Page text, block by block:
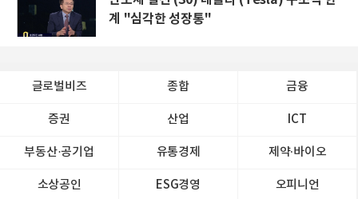
계 "심각한 성장통"
글로벌비즈 종합 금융
증권 산업 ICT
부동산·공기업 유통경제 제약∙바이오
소상공인 ESG경영 오피니언